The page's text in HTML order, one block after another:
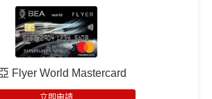
in product information, please refer to t
website for the most updated versi
and services are presented witho
this site may be compensated thr
However, the results of our c
are not marked as sponsored are a
有客戶**一定要經里先生指定連結+輸入
HKRMRM11000」
cathay-card-apply
：開卡 加碼
送7,000里數！
cathay-card-form賺多
功申請及交首年年費
(相等於360,0
00積分)
年7月1日至9月30日
年10月31日
citi-pm-apply
Flyer World Mastercard